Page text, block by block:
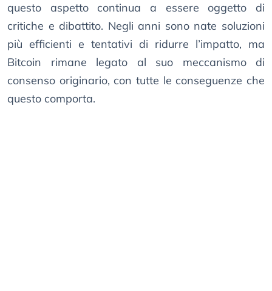
questo aspetto continua a essere oggetto di
critiche e dibattito. Negli anni sono nate soluzioni
più efficienti e tentativi di ridurre l’impatto, ma
Bitcoin rimane legato al suo meccanismo di
consenso originario, con tutte le conseguenze che
questo comporta.